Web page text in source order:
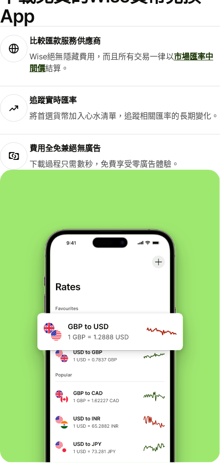
App
比較匯款服務供應商
Wise絕無隱藏費用，而且所有交易一律以市場匯率中
間價結算。
追蹤實時匯率
將首選貨幣加入心水清單，追蹤相關匯率的長期變化。
費用全免兼絕無廣告
下載過程只需數秒，免費享受零廣告體驗。